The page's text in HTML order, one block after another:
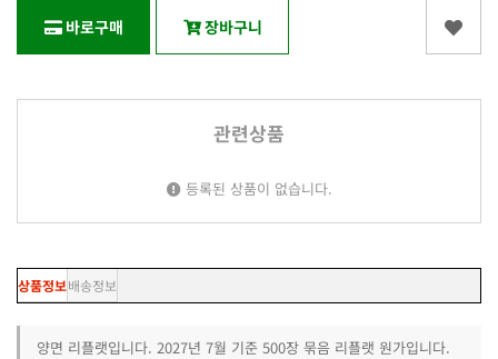
바로구매 장바구니
관련상품
등록된 상품이 없습니다.
상품정보배송정보
양면 리플랫입니다. 2027년 7월 기준 500장 묶음 리플랫 원가입니다.